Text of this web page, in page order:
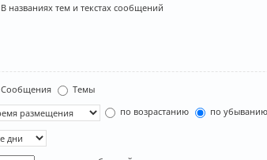
В названиях тем и текстах сообщений
Сообщения
Темы
по возрастанию по убыванию